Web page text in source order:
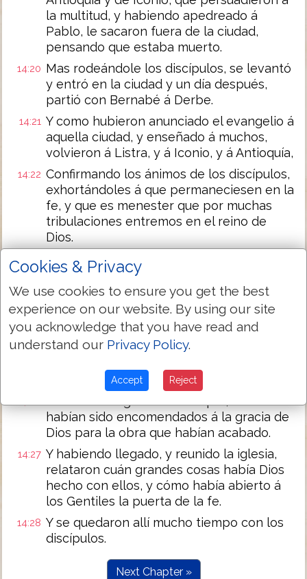
la multitud, y habiendo apedreado á
Pablo, le sacaron fuera de la ciudad,
pensando que estaba muerto.
14:20 Mas rodeándole los discípulos, se levantó
y entró en la ciudad y un día después,
partió con Bernabé á Derbe.
14:21 Y como hubieron anunciado el evangelio á
aquella ciudad, y enseñado á muchos,
volvieron á Listra, y á Iconio, y á Antioquía,
14:22 Confirmando los ánimos de los discípulos,
exhortándoles á que permaneciesen en la
fe, y que es menester que por muchas
tribulaciones entremos en el reino de
Dios.
14:23
Y habiéndoles constituído ancianos en
cada una de las iglesias, y habiendo orado
con ayunos, los encomendaron al Señor
en el cual habían creído.
14:24 Y pasando por Pisidia vinieron á
Pamphylia.
Perge, descendieron á Atalia;
habían sido encomendados á la gracia de
Dios para la obra que habían acabado.
14:27 Y habiendo llegado, y reunido la iglesia,
relataron cuán grandes cosas había Dios
hecho con ellos, y cómo había abierto á
los Gentiles la puerta de la fe.
14:28 Y se quedaron allí mucho tiempo con los
discípulos.
Next Chapter »
Cookies & Privacy
We use cookies to ensure you get the best
experience on our website. By using our site
you acknowledge that you have read and
understand our Privacy Policy.
Accept Reject